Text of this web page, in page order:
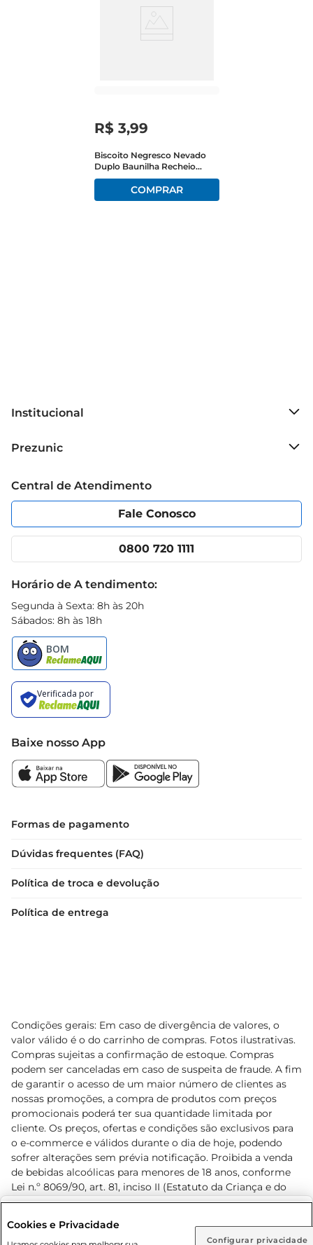
R$ 3,99
Biscoito Negresco Nevado
Duplo Baunilha Recheio
Baunilha 90g
Institucional
Grupo Cencosud
Política de Privacidade
Portal do fornecedor
Cencosud Media
Prezunic
Código de Ética
App Prezunic
Central de Atendimento
Fale Conosco
0800 720 1111
Horário de A tendimento:
Segunda à Sexta: 8h às 20h
Sábados: 8h às 18h
Baixe nosso App
Formas de pagamento
Dúvidas frequentes (FAQ)
Política de troca e devolução
Política de entrega
Condições gerais: Em caso de divergência de valores, o
valor válido é o do carrinho de compras. Fotos ilustrativas.
Compras sujeitas a confirmação de estoque. Compras
podem ser canceladas em caso de suspeita de fraude. A fim
de garantir o acesso de um maior número de clientes as
nossas promoções, a compra de produtos com preços
promocionais poderá ter sua quantidade limitada por
cliente. Os preços, ofertas e condições são exclusivos para
o e-commerce e válidos durante o dia de hoje, podendo
sofrer alterações sem prévia notificação. Proibida a venda
de bebidas alcoólicas para menores de 18 anos, conforme
Lei n.º 8069/90, art. 81, inciso II (Estatuto da Criança e do
Adolescente). Preços e condições exclusivos para o
prévio. O valor mínimo para as compras on-line é de R$
Cookies e Privacidade
Configurar privacidade